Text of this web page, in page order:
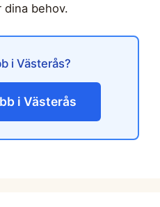
behov.
i Västerås?
i Västerås